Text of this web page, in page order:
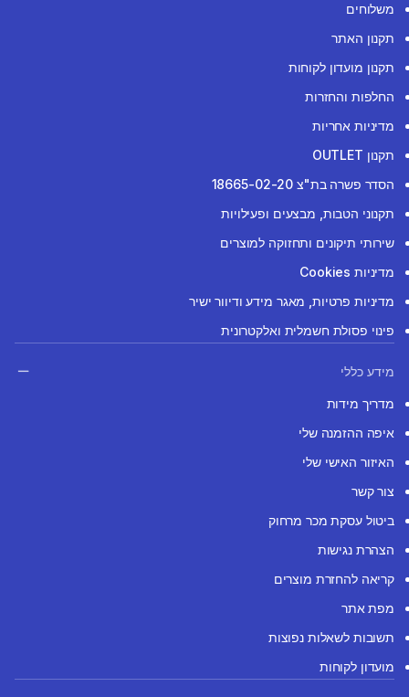
משלוחים
תקנון האתר
תקנון מועדון לקוחות
החלפות והחזרות
מדיניות אחריות
תקנון OUTLET
הסדר פשרה בת"צ 18665-02-20
תקנוני הטבות, מבצעים ופעילויות
שירותי תיקונים ותחזוקה למוצרים
מדיניות Cookies
מדיניות פרטיות, מאגר מידע ודיוור ישיר
פינוי פסולת חשמלית ואלקטרונית
מידע כללי
מדריך מידות
איפה ההזמנה שלי
האיזור האישי שלי
צור קשר
ביטול עסקת מכר מרחוק
הצהרת נגישות
קריאה להחזרת מוצרים
מפת אתר
תשובות לשאלות נפוצות
מועדון לקוחות